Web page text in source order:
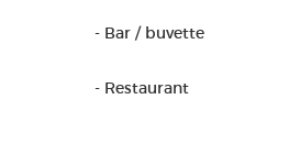
- Bar / buvette
- Restaurant